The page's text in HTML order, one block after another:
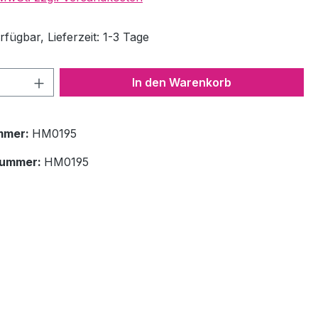
Lieferzeit: 1-3 Tage
Anzahl: Gib den gewünschten Wert
In den Warenkorb
HM0195
HM0195